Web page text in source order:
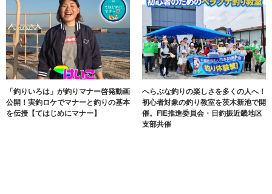
「釣りいろは」が釣りマナー啓発動画
公開！実釣ロケでマナーと釣りの基本
を伝授【てはじめにマナー】
へらぶな釣りの楽しさを多くの人へ！
初心者対象の釣り教室を茨木新池で開
催。FIE推進委員会・日釣振近畿地区
支部共催